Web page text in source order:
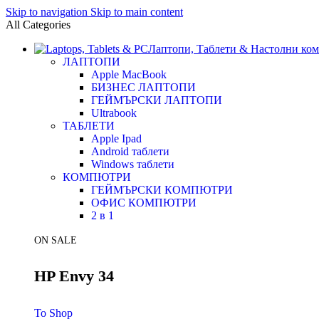
Skip to navigation Skip to main content
All Categories
Лаптопи, Таблети & Настолни
ЛАПТОПИ
Apple MacBook
БИЗНЕС ЛАПТОПИ
ГЕЙМЪРСКИ ЛАПТОПИ
Ultrabook
ТАБЛЕТИ
Apple Ipad
Android таблети
Windows таблети
КОМПЮТРИ
ГЕЙМЪРСКИ КОМПЮТРИ
ОФИС КОМПЮТРИ
2 в 1
ON SALE
HP Envy 34
To Shop